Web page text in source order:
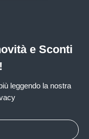
e Sconti
leggendo la nostra